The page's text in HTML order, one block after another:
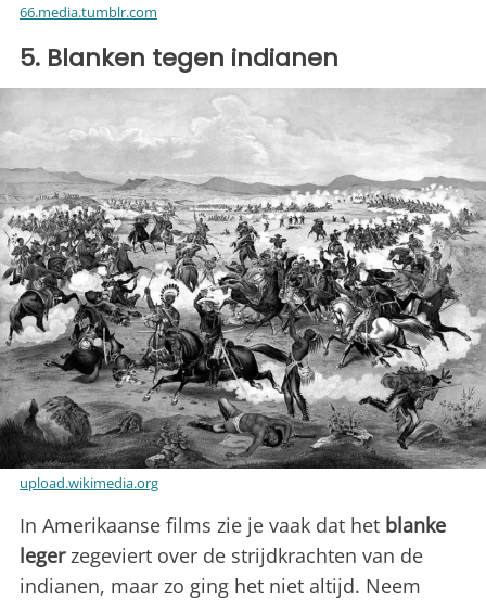
66.media.tumblr.com
5. Blanken tegen indianen
upload.wikimedia.org
In Amerikaanse films zie je vaak dat het blanke
legerzegeviert over de strijdkrachten van de
indianen, maar zo ging het niet altijd. Neem